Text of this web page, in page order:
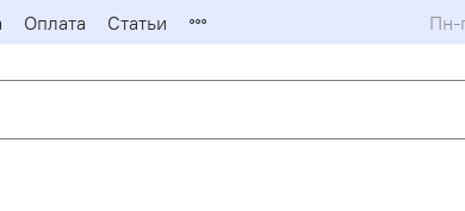
Оплата Статьи Пн-